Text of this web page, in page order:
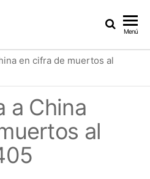
Menú
en cifra de muertos al
a China
al